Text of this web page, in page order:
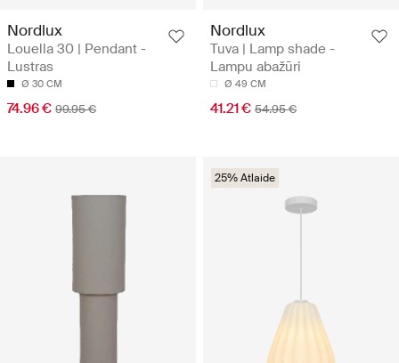
Nordlux
Louella 30 | Pendant -
Lustras
Ø 30 CM
74.96 € 99.95 €
Nordlux
Tuva | Lamp shade -
Lampu abažūri
Ø 49 CM
41.21 € 54.95 €
25% Atlaide